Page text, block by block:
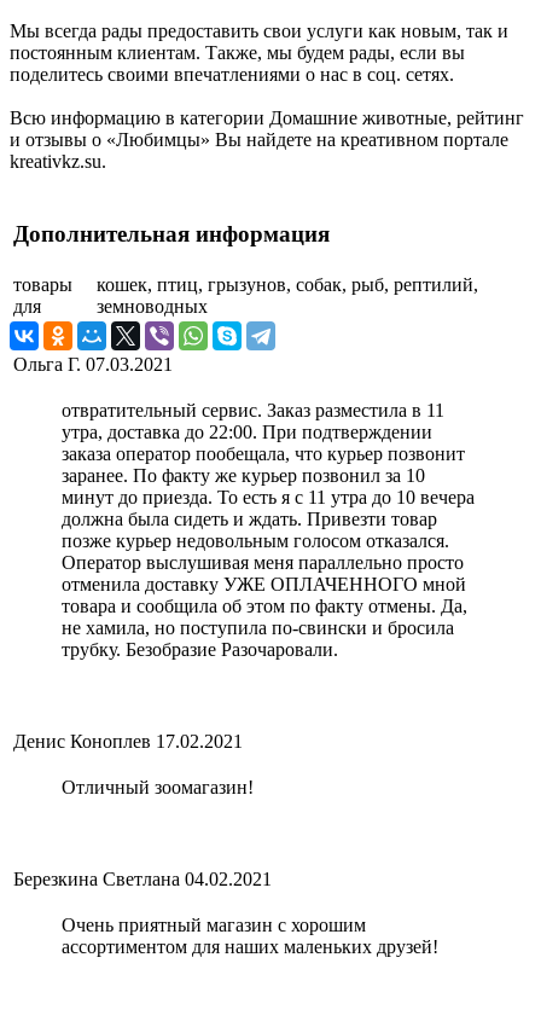
Мы всегда рады предоставить свои услуги как новым, так и
постоянным клиентам. Также, мы будем рады, если вы
поделитесь своими впечатлениями о нас в соц. сетях.
Всю информацию в категории Домашние животные, рейтинг
и отзывы о «Любимцы» Вы найдете на креативном портале
kreativkz.su.
Дополнительная информация
товары
для
кошек, птиц, грызунов, собак, рыб, рептилий,
земноводных
Ольга Г. 07.03.2021
отвратительный сервис. Заказ разместила в 11
утра, доставка до 22:00. При подтверждении
заказа оператор пообещала, что курьер позвонит
заранее. По факту же курьер позвонил за 10
минут до приезда. То есть я с 11 утра до 10 вечера
должна была сидеть и ждать. Привезти товар
позже курьер недовольным голосом отказался.
Оператор выслушивая меня параллельно просто
отменила доставку УЖЕ ОПЛАЧЕННОГО мной
товара и сообщила об этом по факту отмены. Да,
не хамила, но поступила по-свински и бросила
трубку. Безобразие Разочаровали.
Денис Коноплев 17.02.2021
Отличный зоомагазин!
Березкина Светлана 04.02.2021
Очень приятный магазин с хорошим
ассортиментом для наших маленьких друзей!